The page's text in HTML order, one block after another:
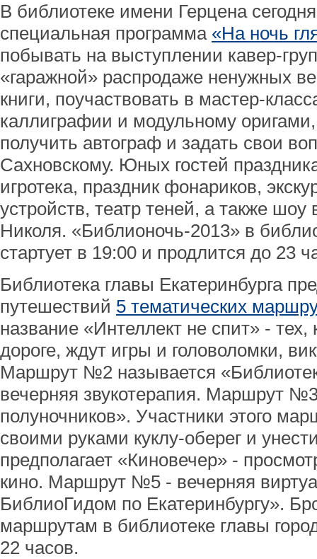
В библиотеке имени Герцена
специальная программа «На ночь
побывать на выступлении кавер-
«гаражной» распродаже ненужных
книги, поучаствовать в мастер-
каллиграфии и модульному
получить автограф и задать свои
Сахновскому. Юных гостей
игротека, праздник фонариков,
устройств, театр теней, а также
Николя. «Библионочь-2013» в
стартует в 19:00 и продлится до 23
Библиотека главы Екатеринбурга
путешествий 5 тематических
название «Интеллект не спит» - тех,
дороге, ждут игры и головоломки,
Маршрут №2 называется
вечерняя звукотерапия. Маршрут
полуночников». Участники этого
своими руками куклу-оберег и
предполагает «Киновечер» -
кино. Маршрут №5 - вечерняя
БиблиоГидом по Екатеринбургу».
маршрутам в библиотеке главы
22 часов.